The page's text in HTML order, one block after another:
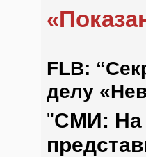
FLB:
делу
"СМИ: На